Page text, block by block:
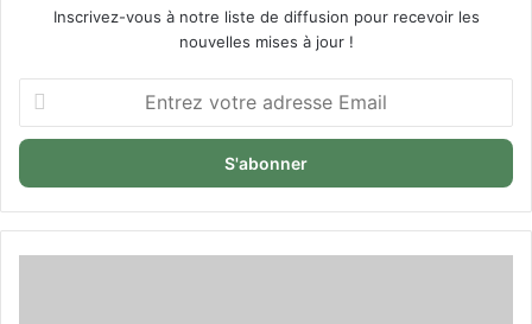
Inscrivez-vous à notre liste de diffusion pour recevoir les
nouvelles mises à jour !
votre
adresse